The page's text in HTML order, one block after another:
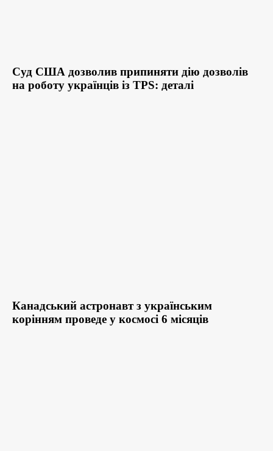
Суд США дозволив припиняти дію дозволів
на роботу українців із TPS: деталі
Канадський астронавт з українським
корінням проведе у космосі 6 місяців